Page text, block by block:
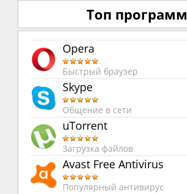
Топ программ
Opera
Быстрый браузер
Skype
Общение в сети
uTorrent
Загрузка файлов
Avast Free Antivirus
Популярный антивирус